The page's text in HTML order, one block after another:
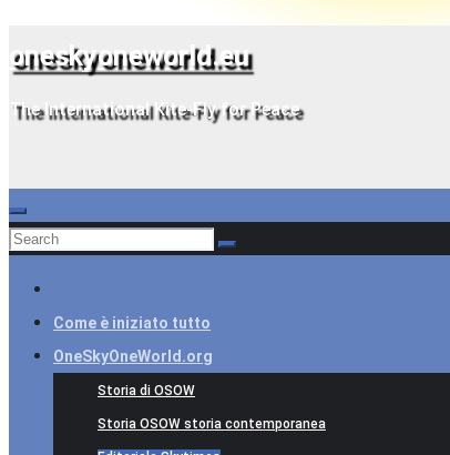
oneskyoneworld.eu
The International Kite-Fly for Peace
Come è iniziato tutto
OneSkyOneWorld.org
Storia di OSOW
Storia OSOW storia contemporanea